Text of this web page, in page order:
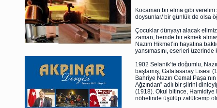
Kocaman bir elma gibi
doysunlar/ bir günlük de olsa
Çocuklar dünyayı alacak
zaman, hemde bir ekmek
Nazım Hikmet’in hayatına
yansımasını, eserleri
1902 Selanik’te doğumlu,
başlamış, Galatasaray Lisesi
Bahriye Nazırı Cemal
Ağzından” adlı bir şiirini
(1918). Okul bitince, Hamidiye
nöbetinde üşütüp zatülcemp